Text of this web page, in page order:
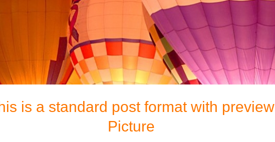
is a standard post format with preview
Picture